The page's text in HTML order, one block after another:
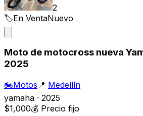
2
🏷️En VentaNuevo
Moto de motocross nueva
2025
🏍️Motos 📍 Medellín
yamaha · 2025
$1,000💰 Precio fijo